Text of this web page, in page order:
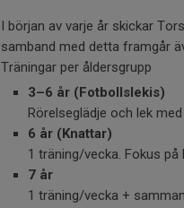
I början av varje år skickar
samband med detta framgår
Träningar per åldersgrupp
3–6 år (Fotbollslekis)
Rörelseglädje och lek
6 år (Knattar)
1 träning/vecka. Fokus
7 år
1 träning/vecka +